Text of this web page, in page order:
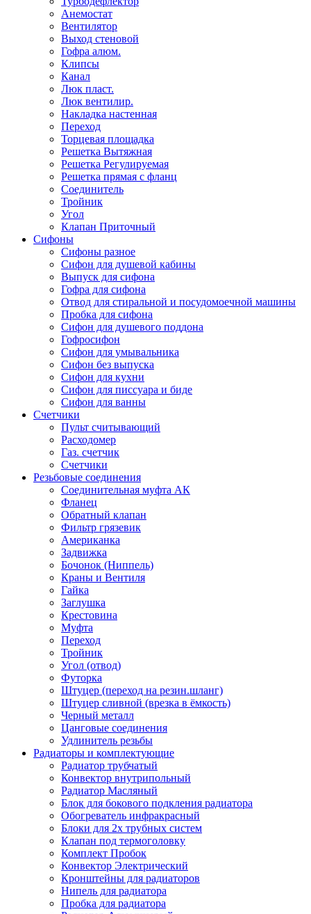
Анемостат
Вентилятор
Выход стеновой
Гофра алюм.
Клипсы
Канал
Люк пласт.
Люк вентилир.
Накладка настенная
Переход
Торцевая площадка
Решетка Вытяжная
Решетка Регулируемая
Решетка прямая с фланц
Соединитель
Тройник
Угол
Клапан Приточный
Сифоны
Сифоны разное
Сифон для душевой кабины
Выпуск для сифона
Гофра для сифона
Отвод для стиральной и посудомоечной машины
Пробка для сифона
Сифон для душевого поддона
Гофросифон
Сифон для умывальника
Сифон без выпуска
Сифон для кухни
Сифон для писсуара и биде
Сифон для ванны
Счетчики
Пульт считывающий
Расходомер
Газ. счетчик
Счетчики
Резьбовые соединения
Соединительная муфта АК
Фланец
Обратный клапан
Фильтр грязевик
Американка
Задвижка
Бочонок (Ниппель)
Краны и Вентиля
Гайка
Заглушка
Крестовина
Муфта
Переход
Тройник
Угол (отвод)
Футорка
Штуцер (переход на резин.шланг)
Штуцер сливной (врезка в ёмкость)
Черный металл
Цанговые соединения
Удлинитель резьбы
Радиаторы и комплектующие
Радиатор трубчатый
Конвектор внутрипольный
Радиатор Масляный
Блок для бокового подкления радиатора
Обогреватель инфракрасный
Блоки для 2х трубных систем
Клапан под термоголовку
Комплект Пробок
Конвектор Электрический
Кронштейны для радиаторов
Нипель для радиатора
Пробка для радиатора